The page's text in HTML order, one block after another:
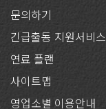
문의하기
긴급출동 지원서비스
연료 플랜
사이트맵
영업소별 이용안내